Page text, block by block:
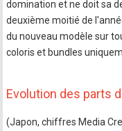
domination et ne doit sa
deuxième moitié de
du nouveau modèle sur
coloris et bundles
Evolution des parts
(Japon, chiffres Media